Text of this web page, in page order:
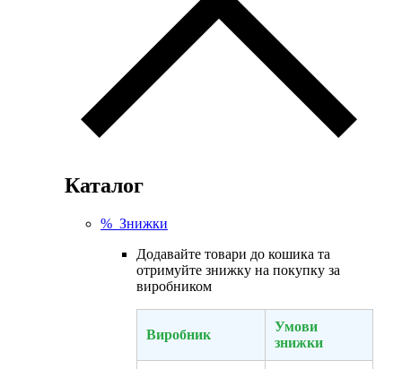
Каталог
% Знижки
Додавайте товари до кошика та
отримуйте знижку на покупку за
виробником
Виробник
Умови
знижки